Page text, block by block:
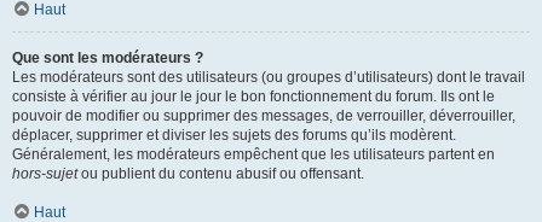
Haut
Que sont les modérateurs ?
Les modérateurs sont des utilisateurs (ou groupes d’utilisateurs) dont le travail
consiste à vérifier au jour le jour le bon fonctionnement du forum. Ils ont le
pouvoir de modifier ou supprimer des messages, de verrouiller, déverrouiller,
déplacer, supprimer et diviser les sujets des forums qu’ils modèrent.
Généralement, les modérateurs empêchent que les utilisateurs partent en
hors-sujetou publient du contenu abusif ou offensant.
Haut